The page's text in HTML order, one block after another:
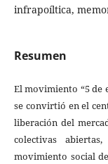
infrapoíltica,
Resumen
El movimiento “5 de
se convirtió en el
liberación del
colectivas
movimiento social